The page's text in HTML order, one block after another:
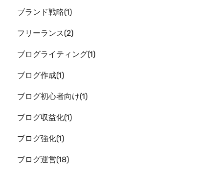
ブランド戦略 1
フリーランス 2
ブログライティング 1
ブログ作成 1
ブログ初心者向け 1
ブログ収益化 1
ブログ強化 1
ブログ運営 18